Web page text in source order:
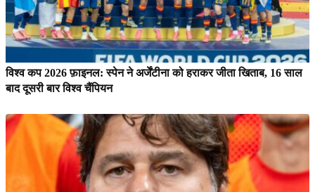
विश्व कप 2026 फ़ाइनल: स्पेन ने अर्जेंटीना को हराकर जीता खिताब, 16 साल
बाद दूसरी बार विश्व चैंपियन